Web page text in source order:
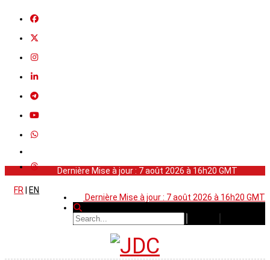
Dernière Mise à jour : 7 août 2026 à 16h20 GMT
Dernière Mise à jour : 7 août 2026 à 16h20 GMT
FR
EN